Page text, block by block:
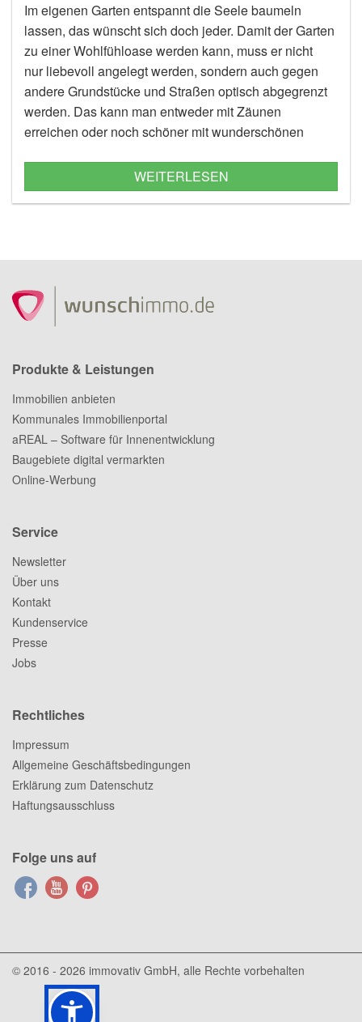
Im eigenen Garten entspannt die Seele baumeln
lassen, das wünscht sich doch jeder. Damit der Garten
zu einer Wohlfühloase werden kann, muss er nicht
nur liebevoll angelegtwerden, sondern auch gegen
andere Grundstücke und Straßen optisch abgegrenzt
werden. Das kann man entweder mit Zäunen
erreichen oder noch schöner mit wunderschönen
zeigen, wie man sie pflanzt und pflegt.
WEITERLESEN
Produkte & Leistungen
Immobilien anbieten
Kommunales Immobilienportal
aREAL – Software für Innenentwicklung
Baugebiete digital vermarkten
Online-Werbung
Service
Newsletter
Über uns
Kontakt
Kundenservice
Presse
Jobs
Rechtliches
Impressum
Allgemeine Geschäftsbedingungen
Erklärung zum Datenschutz
Haftungsausschluss
Folge uns auf
© 2016 - 2026 immovativ GmbH, alle Rechte vorbehalten